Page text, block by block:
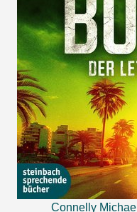
Connelly Michael